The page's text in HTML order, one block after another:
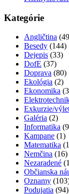
Kategórie
Angličtina
Besedy (144)
Dejepis (33)
DofE (37)
Doprava (80)
Ekológia (2)
Ekonomika
Exkurzie/
Galéria (2)
Informatika
Kampane (1)
Matematika
Nemčina (16)
Nezaradené
Občianska
Oznamy
Podujatia (94)